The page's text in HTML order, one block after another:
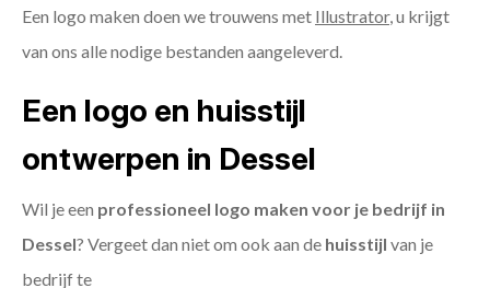
Een logo maken doen we trouwens met Illustrator, u krijgt
van ons alle nodige bestanden aangeleverd.
Een logo en huisstijl
ontwerpen in Dessel
Wil je een professioneel logo maken voor je bedrijf in
Dessel? Vergeet dan niet om ook aan de huisstijl van je
bedrijf te